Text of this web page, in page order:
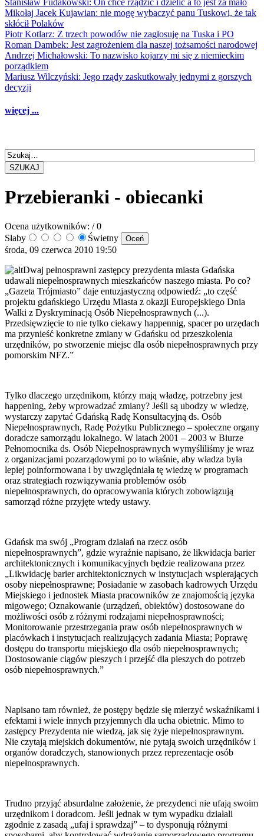
Stanisław Fudakowski: On chce rządzić i dzielić a to jest za mało
Mikołaj Jacek Kujawian: nie mogę wybaczyć panu Tuskowi, że tak
skłócił Polaków
Piotr Kotlarz: Z trzech powodów nie zagłosuję na Tuska i PO
Roman Dambek: Jest zagrożeniem dla naszej tożsamości narodowej
Andrzej Michałowski: To nazwisko kojarzy mi się z niemieckim
porządkiem
Mariusz Wilczyński: Jego rządy zaskutkowały jednymi z gorszych
decyzji
więcej ...
SZUKAJ
Przebieranki - obiecanki
Ocena użytkowników: / 0
Słaby
Świetny
środa, 09 czerwca 2010 19:50
Dwaj pełnosprawni zastępcy prezydenta miasta Gdańska
udawali niepełnosprawnych mieszkańców naszego miasta. Po co?
„Gazeta Trójmiasto” daje entuzjastyczną odpowiedź: „to część
projektu gdańskiego Urzędu Miasta z okazji Europejskiego Dnia
Walki z Dyskryminacją Osób Niepełnosprawnych (...).
Przedsięwzięcie to nie tylko ciekawy happennig, spacer po urzędach
ma przynieść konkretne zmiany w Gdańsku od przeszkolenia
urzędników, po stworzenie miejsc dla osób niepełnosprawnych przy
pomorskim NFZ.”
Tylko dlaczego urzędnikom, którzy mają władzę, potrzebny jest
happening, żeby wprowadzać zmiany? Jeśli są ubodzy w wiedzę,
wystarczy zapytać Gdańską Radę Konsultacyjną ds. Osób
Niepełnosprawnych, Radę Pożytku Publicznego – społeczne organy
doradcze samorządu lokalnego. W latach 2001 – 2003 w Biurze
Pełnomocnika ds. Osób Niepełnosprawnych wymyśliliśmy je wraz
z organizacjami pozarządowymi po to właśnie, aby władza była
lepiej poinformowana i by uwzględniała tę wiedzę w programach
oraz strategiach rozwiązywania problemów osób
niepełnosprawnych, do opracowywania których zobowiązują
samorząd różne przyjęte wtedy ustawy.
Gdańsk ma swój „Program działań na rzecz osób
niepełnosprawnych”, gdzie wyraźnie napisano, że likwidacja barier
architektonicznych i komunikacyjnych będzie realizowana przez
„Likwidację barier architektonicznych w instytucjach wspierających
osoby niepełnosprawne; Posiadanie w zasobach kadrowych Urzędu
Miejskiego i jednostek Miasta pracowników ze znajomością języka
migowego; Oznakowanie (urządzeń, obiektów) dostosowane do
możliwości osób z różnymi rodzajami niepełnosprawności;
Monitorowanie przestrzegania praw osób niepełnosprawnych w
placówkach i instytucjach realizujących zadania Miasta; Poprawę
dostępu do transportu miejskiego dla osób niepełnosprawnych;
Dostosowanie ciągów pieszych i przejść dla pieszych do potrzeb
osób niepełnosprawnych.”
Napisano tam również, że postępy będzie się mierzyć wskaźnikami i
efektami i wiele innych przyjemnych dla ucha obietnic. Mimo to
zastępcy Prezydenta nie wiedzą, jak się żyje niepełnosprawnym.
Nie czytają miejskich dokumentów, nie pytają swoich urzędników i
organów doradczych, stanowionych przez reprezentacje osób
niepełnosprawnych.
Trudno przyjąć absurdalne założenie, że prezydenci nie ufają swoim
urzędnikom i doradcom. Jeśli jednak w tym wypadku działali
zgodnie z zasadą „ufaj i sprawdzaj” – to dysponują różnymi